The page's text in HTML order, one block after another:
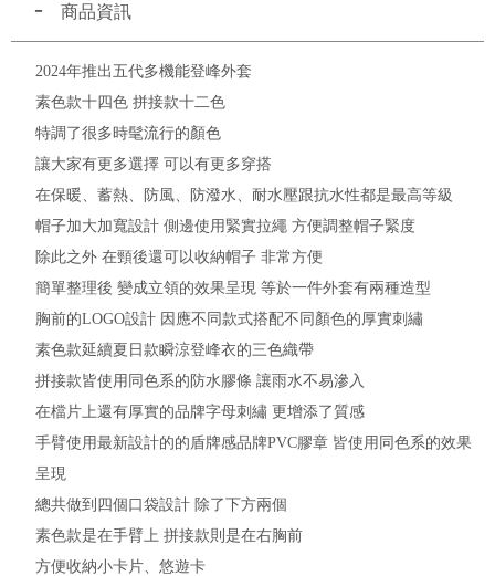
商品資訊
2024年推出五代多機能登峰外套
素色款十四色 拼接款十二色
特調了很多時髦流行的顏色
讓大家有更多選擇 可以有更多穿搭
在保暖、蓄熱、防風、防潑水、耐水壓跟抗水性都是最高等級
帽子加大加寬設計 側邊使用緊實拉繩 方便調整帽子緊度
除此之外 在頸後還可以收納帽子 非常方便
簡單整理後 變成立領的效果呈現 等於一件外套有兩種造型
胸前的LOGO設計 因應不同款式搭配不同顏色的厚實刺繡
素色款延續夏日款瞬涼登峰衣的三色織帶
拼接款皆使用同色系的防水膠條 讓雨水不易滲入
在檔片上還有厚實的品牌字母刺繡 更增添了質感
手臂使用最新設計的的盾牌感品牌PVC膠章 皆使用同色系的效果
呈現
總共做到四個口袋設計 除了下方兩個
素色款是在手臂上 拼接款則是在右胸前
方便收納小卡片、悠遊卡